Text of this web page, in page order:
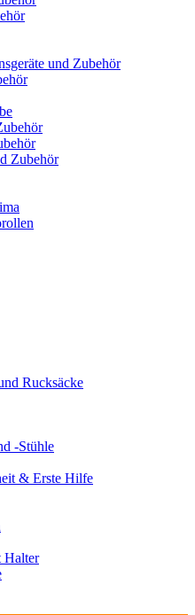
und Zubehör
Zubehör
Rucksäcke
-Stühle
& Erste Hilfe
Halter